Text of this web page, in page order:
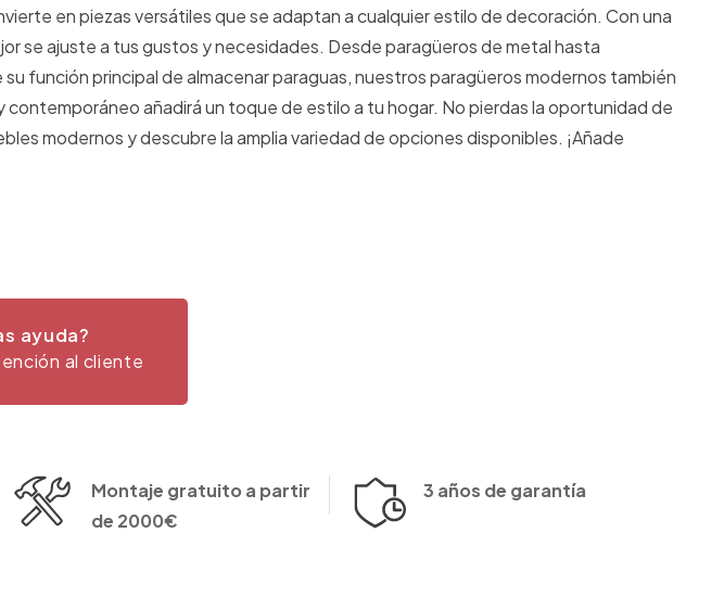
en piezas versátiles que se adaptan a cualquier estilo de decoración. Con una
se ajuste a tus gustos y necesidades. Desde paragüeros de metal hasta
función principal de almacenar paraguas, nuestros paragüeros modernos también
añadirá un toque de estilo a tu hogar. No pierdas la oportunidad de
modernos y descubre la amplia variedad de opciones disponibles. ¡Añade
ayuda?
al cliente
Montaje gratuito a partir
de 2000€
3 años de garantía